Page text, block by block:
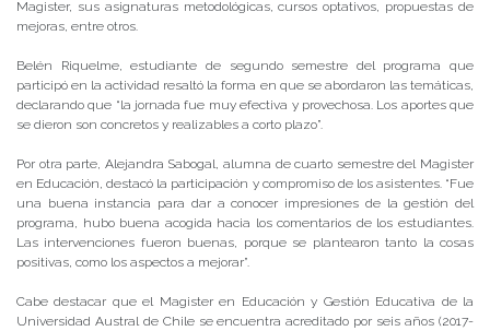
Magister, sus asignaturas metodológicas, cursos optativos, propuestas de
mejoras, entre otros.
Belén Riquelme, estudiante de segundo semestre del programa que
participó en la actividad resaltó la forma en que se abordaron las temáticas,
declarando que “la jornada fue muy efectiva y provechosa. Los aportes que
se dieron son concretos y realizables a corto plazo”.
Por otra parte, Alejandra Sabogal, alumna de cuarto semestre del Magister
en Educación, destacó la participación y compromiso de los asistentes. “Fue
una buena instancia para dar a conocer impresiones de la gestión del
programa, hubo buena acogida hacia los comentarios de los estudiantes.
Las intervenciones fueron buenas, porque se plantearon tanto la cosas
positivas, como los aspectos a mejorar”.
Cabe destacar que el Magister en Educación y Gestión Educativa de la
Universidad Austral de Chile se encuentra acreditado por seis años (2017-